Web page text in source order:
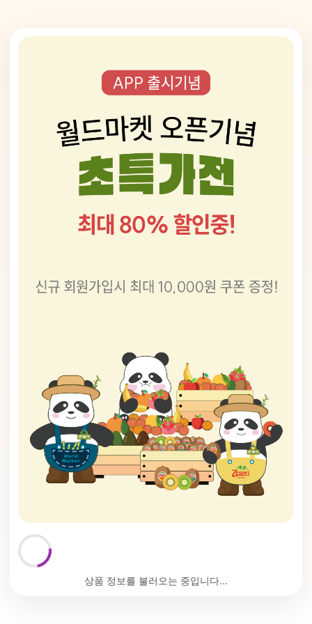
상품 정보를 불러오는 중입니다...